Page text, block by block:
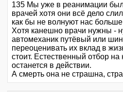
135 Мы уже в реанимации
врачей хотя они всё дело
как бы не волнуют нас
Хотя канешно врачи нужны -
автомеханик путёвый или
переоценивать их вклад в
стоит. Естественный отбор на
останется в действии.
А смерть она не страшна,